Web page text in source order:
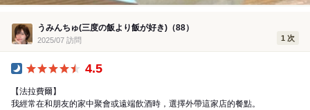
うみんちゅ(三度の飯より飯が好き)（88）
2025/07 訪問 1 次
4.5
【法拉費爾】
我經常在和朋友的家中聚會或遠端飲酒時，選擇外帶這家店的餐點。